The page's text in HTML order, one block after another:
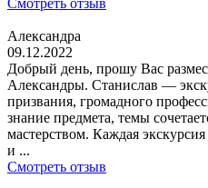
Смотреть отзыв
Александра
09.12.2022
Добрый день, прошу Вас
Александры. Станислав —
призвания, громадного
знание предмета, темы
мастерством. Каждая
и ...
Смотреть отзыв